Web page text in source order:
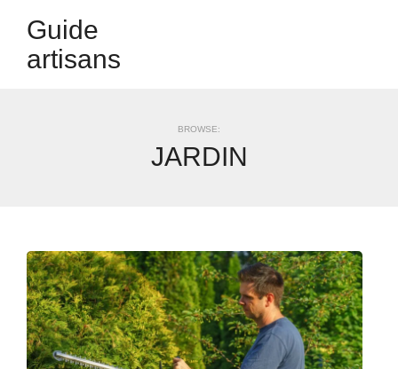
Guide
artisans
BROWSE:
JARDIN